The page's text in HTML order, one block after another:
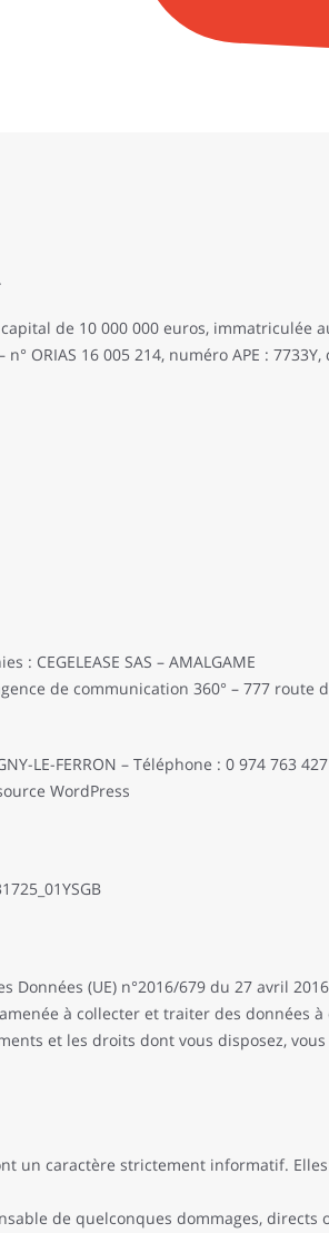
de 10 000 000 euros, immatriculée
ORIAS 16 005 214, numéro APE :
CEGELEASE SAS – AMALGAME
de communication 360° – 777 route
LE-FERRON – Téléphone : 0 974 763
WordPress
(UE) n°2016/679 du 27 avril
à collecter et traiter des
et les droits dont vous disposez,
un caractère strictement informatif.
de quelconques dommages,